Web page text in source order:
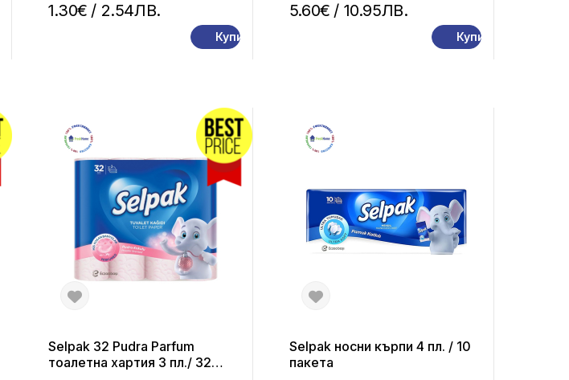
1.30€ / 2.54ЛВ.
Купи
5.60€ / 10.95ЛВ.
Купи
Selpak 32 Pudra Parfum
тоалетна хартия 3 пл./ 32
Selpak носни кърпи 4 пл. / 10
пакета